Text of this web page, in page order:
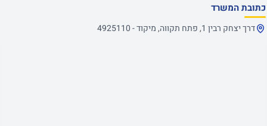
כתובת המשרד
דרך יצחק רבין 1, פתח תקווה, מיקוד - 4925110